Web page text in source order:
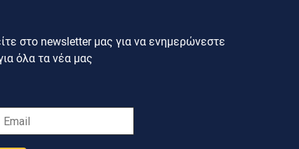
στο newsletter μας για να ενημερώνεστε
όλα τα νέα μας